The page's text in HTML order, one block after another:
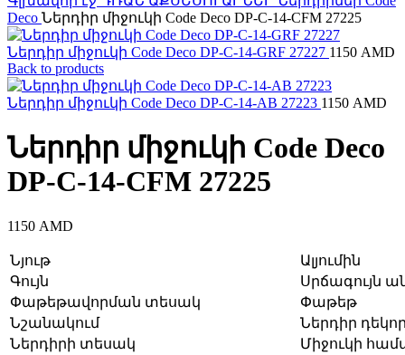
Deco Ներդիր միջուկի Code Deco DP-C-14-CFM 27225
Ներդիր միջուկի Code Deco DP-C-14-GRF 27227 1150 AMD
Back to products
Ներդիր միջուկի Code Deco DP-C-14-AB 27223 1150 AMD
Ներդիր միջուկի Code Deco
DP-C-14-CFM 27225
1150 AMD
Նյութ
Ալյումին
Գույն
Սրճագույն
Փաթեթավորման տեսակ
Փաթեթ
Նշանակում
Ներդիր
Ներդիրի տեսակ
Միջուկի